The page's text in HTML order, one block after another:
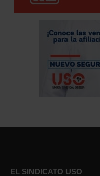
EL SINDICATO USO